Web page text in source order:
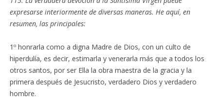
expresarse interiormente de diversas maneras. He aquí, en
resumen, las principales:
1º honrarla como a digna Madre de Dios, con un culto de
hiperdulía, es decir, estimarla y venerarla más que a todos los
otros santos, por ser Ella la obra maestra de la gracia y la
primera después de Jesucristo, verdadero Dios y verdadero
hombre.